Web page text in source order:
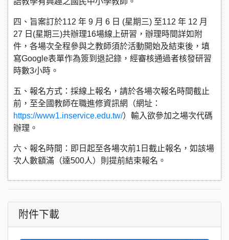
四、旨案訂於112 年 9 月 6 日 (星期三) 至112 年 12 月
27 日(星期三)共辦理16場線上研習，辦理時間詳如附
件，各場次全程參與之教師須於活動開始及結束後，填
寫Google表單作為簽到退記錄，經審核通過者核發研習
時數3小時。
五、報名方式：採線上報名，請於各場次報名時間截止
前，至全國教師在職進修資訊網（網址：
https://www1.inservice.edu.tw/）輸入欲參加之場次代碼
辦理。
六、報名時間：即日起至各場次前1日截止報名，如該場
次人數額滿（達500人）則提前結束報名。
附件下載